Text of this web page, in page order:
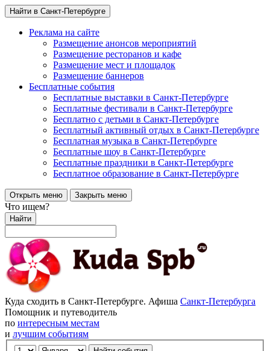
Найти в Санкт-Петербурге
Реклама на сайте
Размещение анонсов мероприятий
Размещение ресторанов и кафе
Размещение мест и площадок
Размещение баннеров
Бесплатные события
Бесплатные выставки в Санкт-Петербурге
Бесплатные фестивали в Санкт-Петербурге
Бесплатно с детьми в Санкт-Петербурге
Бесплатный активный отдых в Санкт-Петербурге
Бесплатная музыка в Санкт-Петербурге
Бесплатные шоу в Санкт-Петербурге
Бесплатные праздники в Санкт-Петербурге
Бесплатное образование в Санкт-Петербурге
Открыть меню Закрыть меню
Что ищем?
Найти
Куда сходить в Санкт-Петербурге. Афиша Санкт-Петербурга
Помощник и путеводитель
по интересным местам
и лучшим событиям